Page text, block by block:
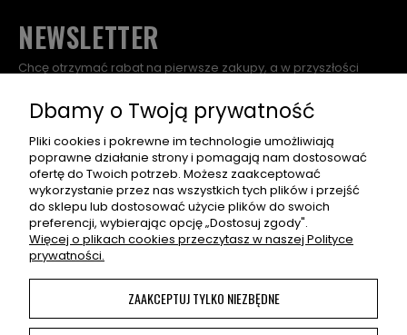
NEWSLETTER
Chcę otrzymać rabat na pierwsze zakupy, a w przyszłości
promocjach, nowych wpisach na blogu, a także zaproszenia
na super eventy związane z asortymentem sklepu.
ZAPISZ SIĘ
Po naciśnięciu „Zapisz się" otrzymasz na swój e-mail prośbę o
potwierdzenie zapisu. Jeśli nie potwierdzisz, adres nie zapisze
się. W e-mailu znajdziesz wszelkie informacje o przetwarzaniu
przez nas Twoich danych osobowych.
Korzystanie z naszej Witryny oznacza zgodę na
wykorzystywanie plików cookies. Więcej informacji można
Dbamy o Twoją prywatność
Pliki cookies i pokrewne im technologie umożliwiają
poprawne działanie strony i pomagają nam dostosować
ofertę do Twoich potrzeb. Możesz zaakceptować
wykorzystanie przez nas wszystkich tych plików i przejść
do sklepu lub dostosować użycie plików do swoich
preferencji, wybierając opcję „Dostosuj zgody".
Więcej o plikach cookies przeczytasz w naszej Polityce
prywatności.
ZAAKCEPTUJ TYLKO NIEZBĘDNE